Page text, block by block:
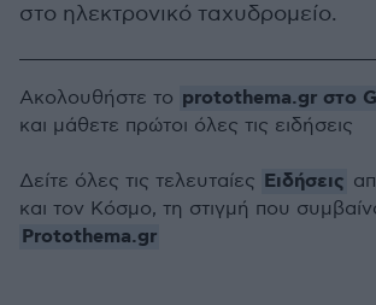
στο ηλεκτρονικό ταχυδρομείο.
Ακολουθήστε το protothema.gr στο
και μάθετε πρώτοι όλες τις ειδήσεις
Δείτε όλες τις τελευταίες Ειδήσεις
και τον Κόσμο, τη στιγμή που
Protothema.gr